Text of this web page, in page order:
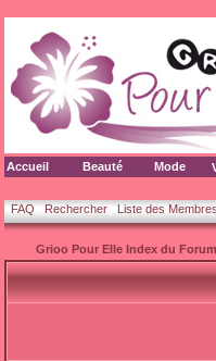
Accueil Beauté Mode
FAQ Rechercher Liste des Membres
Grioo Pour Elle Index du Forum